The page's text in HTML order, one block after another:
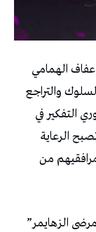
الهمامي
والتراجع
التفكير في
الرعاية
من
الزهايمر”